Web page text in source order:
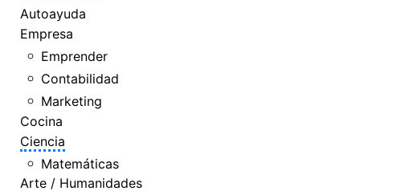
Autoayuda
Empresa
Emprender
Contabilidad
Marketing
Cocina
Ciencia
Matemáticas
Arte / Humanidades